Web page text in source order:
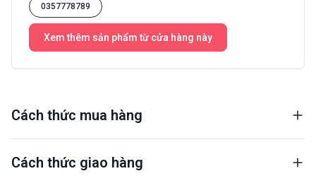
0357778789
Xem thêm sản phẩm từ cửa hàng này
Cách thức mua hàng
Cách thức giao hàng